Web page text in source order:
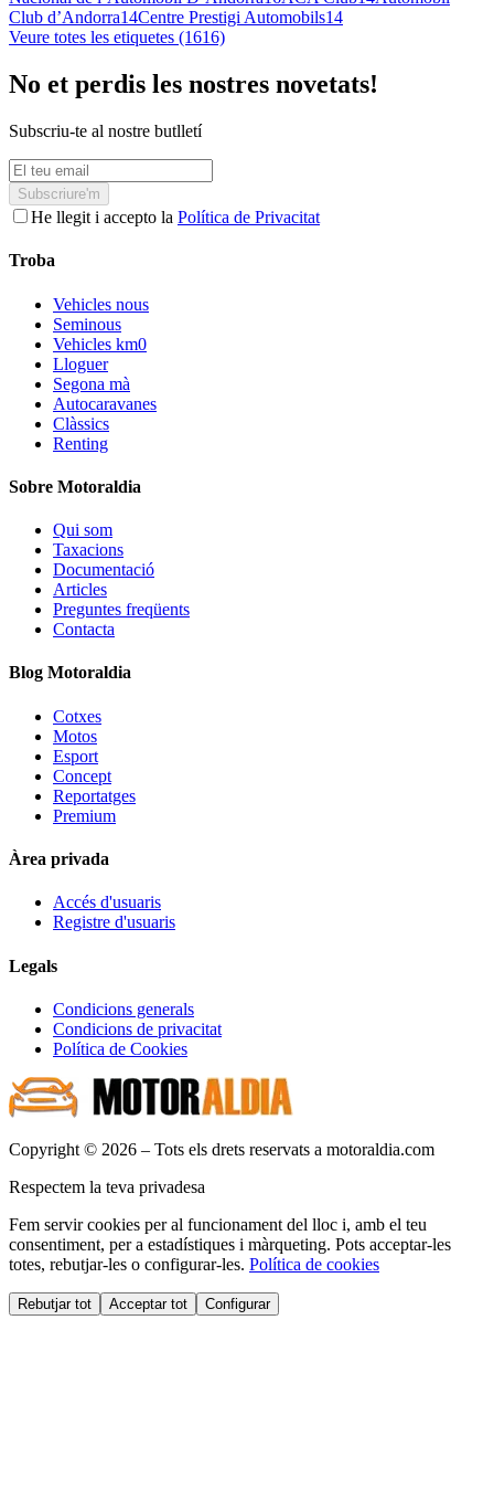
Club d’Andorra14Centre Prestigi Automobils14
Veure totes les etiquetes (1616)
No et perdis les nostres novetats!
Subscriu-te al nostre butlletí
Subscriure'm
He llegit i accepto la Política de Privacitat
Troba
Vehicles nous
Seminous
Vehicles km0
Lloguer
Segona mà
Autocaravanes
Clàssics
Renting
Sobre Motoraldia
Qui som
Taxacions
Documentació
Articles
Preguntes freqüents
Contacta
Blog Motoraldia
Cotxes
Motos
Esport
Concept
Reportatges
Premium
Àrea privada
Accés d'usuaris
Registre d'usuaris
Legals
Condicions generals
Condicions de privacitat
Política de Cookies
Copyright © 2026 – Tots els drets reservats a motoraldia.com
Respectem la teva privadesa
Fem servir cookies per al funcionament del lloc i, amb el teu
consentiment, per a estadístiques i màrqueting. Pots acceptar-les
totes, rebutjar-les o configurar-les. Política de cookies
Rebutjar tot Acceptar tot Configurar